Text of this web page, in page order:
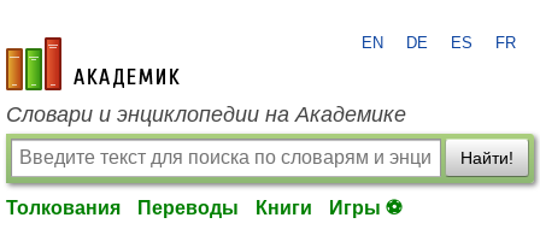
academic.ru
EN DE ES FR
Словари и энциклопедии на Академике
Найти!
Толкования Переводы Книги Игры ⚽